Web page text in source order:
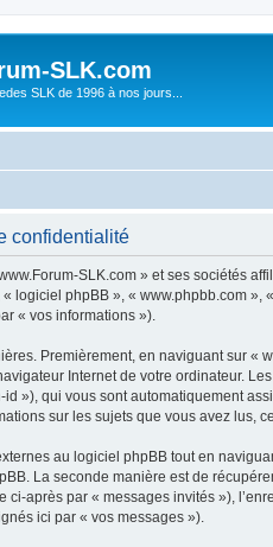
SLK.com
SLK de 1996 à nos jours...
confidentialité
SLK.com » et ses sociétés
logiciel phpBB », « www.phpbb.com
« vos informations »).
Premièrement, en naviguant sur
Internet de votre ordinateur.
»), qui vous sont automatiquement
sur les sujets que vous avez lus,
au logiciel phpBB tout en
La seconde manière est de
ci-après par « messages invités »),
ici par « vos messages »).